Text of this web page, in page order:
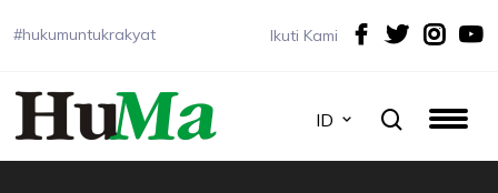
#hukumuntukrakyat Ikuti Kami
ID